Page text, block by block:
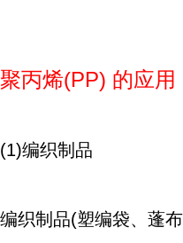
聚丙烯(PP) 的应用
(1)编织制品
编织制品(塑编袋、蓬